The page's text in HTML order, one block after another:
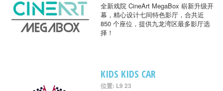
全新戏院 CineArt MegaBox 崭新升级开
幕，精心设计七间特色影厅，合共近
850 个座位，提供九龙湾区最多影厅选
择！
KIDS KIDS CAR
位置: L9 23